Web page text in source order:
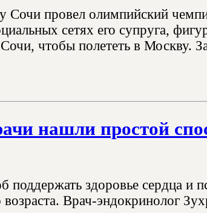
Сочи провел олимпийский
сетях его супруга,
чтобы полететь в Москву.
нашли простой
поддержать здоровье сердца и
возраста. Врач-эндокринолог